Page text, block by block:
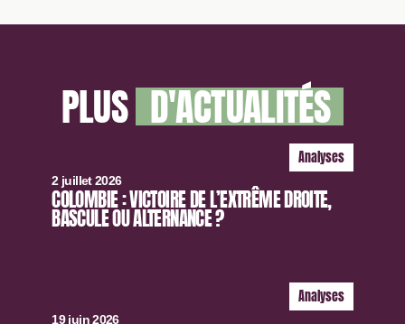
PLUS D'ACTUALITÉS
Analyses
2 juillet 2026
COLOMBIE : VICTOIRE DE L’EXTRÊME DROITE,
BASCULE OU ALTERNANCE ?
Analyses
19 juin 2026